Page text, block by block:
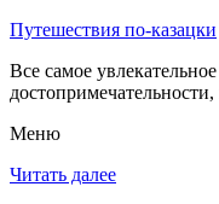
Путешествия по-казацки
Все самое
Меню
Читать далее